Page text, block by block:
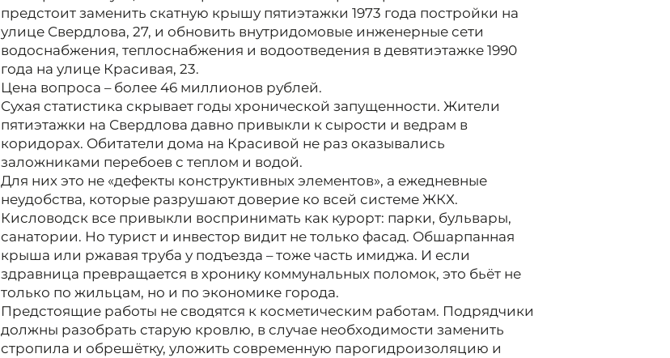
предстоит заменить скатную крышу пятиэтажки 1973 года постройки на
улице Свердлова, 27, и обновить внутридомовые инженерные сети
водоснабжения, теплоснабжения и водоотведения в девятиэтажке 1990
года на улице Красивая, 23.
Цена вопроса – более 46 миллионов рублей.
Сухая статистика скрывает годы хронической запущенности. Жители
пятиэтажки на Свердлова давно привыкли к сырости и ведрам в
коридорах. Обитатели дома на Красивой не раз оказывались
заложниками перебоев с теплом и водой.
Для них это не «дефекты конструктивных элементов», а ежедневные
неудобства, которые разрушают доверие ко всей системе ЖКХ.
Кисловодск все привыкли воспринимать как курорт: парки, бульвары,
санатории. Но турист и инвестор видит не только фасад. Обшарпанная
крыша или ржавая труба у подъезда – тоже часть имиджа. И если
здравница превращается в хронику коммунальных поломок, это бьёт не
только по жильцам, но и по экономике города.
Предстоящие работы не сводятся к косметическим работам. Подрядчики
должны разобрать старую кровлю, в случае необходимости заменить
стропила и обрешётку, уложить современную парогидроизоляцию и